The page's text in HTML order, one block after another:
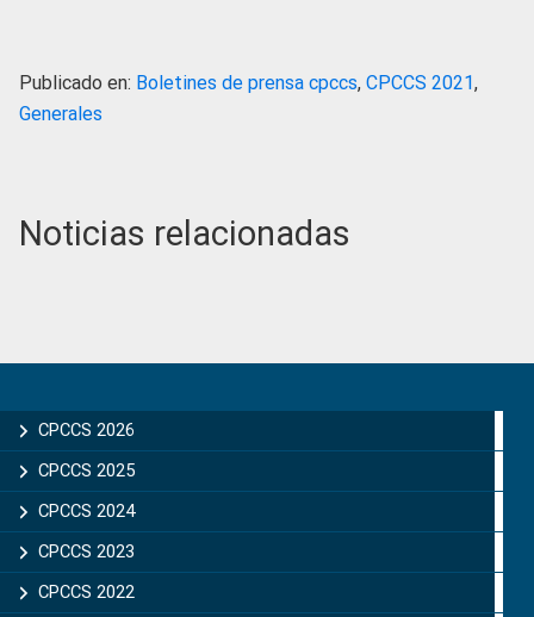
Publicado en: Boletines de prensa cpccs, CPCCS 2021,
Generales
Noticias relacionadas
Sidebar
CPCCS 2026
CPCCS 2025
CPCCS 2024
CPCCS 2023
CPCCS 2022